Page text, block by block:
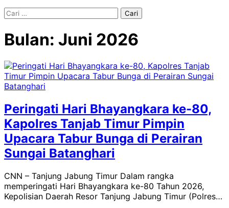
Cari
Bulan: Juni 2026
Peringati Hari Bhayangkara ke-80,
Kapolres Tanjab Timur Pimpin
Upacara Tabur Bunga di Perairan
Sungai Batanghari
CNN – Tanjung Jabung Timur Dalam rangka
memperingati Hari Bhayangkara ke-80 Tahun 2026,
Kepolisian Daerah Resor Tanjung Jabung Timur (Polres…